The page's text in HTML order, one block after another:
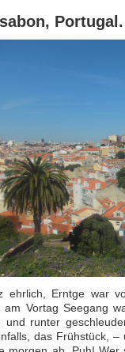
Portugal.
ehrlich, Erntge war
am Vortag Seegang
und runter
das Frühstück,